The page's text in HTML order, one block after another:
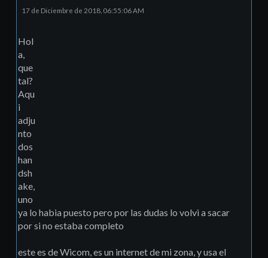
17 de Diciembre de 2018, 06:55:06 AM
Hol
a,
que
tal?
Aqu
i
adju
nto
dos
han
dsh
ake,
uno
ya lo habia puesto pero por las dudas lo volvi a sacar
por si no estaba completo
este es de Wicom, es un internet de mi zona, y usa el